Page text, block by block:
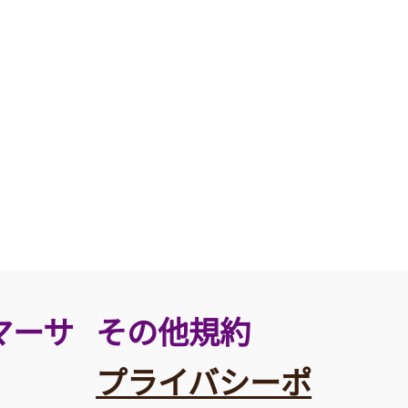
ーサ その他規約
プライバシーポ